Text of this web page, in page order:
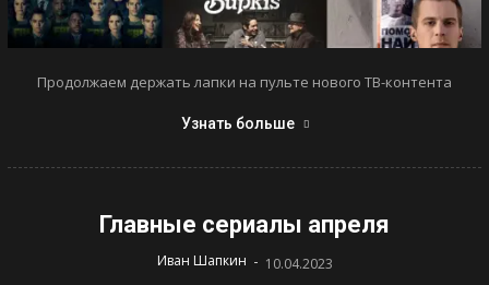
Продолжаем держать лапки на пульте нового ТВ-контента
Узнать больше
Главные сериалы апреля
Иван Шапкин - 10.04.2023